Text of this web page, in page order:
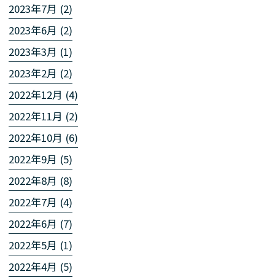
2023年7月 (2)
2023年6月 (2)
2023年3月 (1)
2023年2月 (2)
2022年12月 (4)
2022年11月 (2)
2022年10月 (6)
2022年9月 (5)
2022年8月 (8)
2022年7月 (4)
2022年6月 (7)
2022年5月 (1)
2022年4月 (5)